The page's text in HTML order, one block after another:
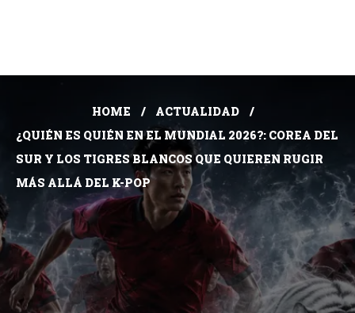
HOME
ACTUALIDAD
¿QUIÉN ES QUIÉN EN EL MUNDIAL 2026?: COREA DEL
SUR Y LOS TIGRES BLANCOS QUE QUIEREN RUGIR
MÁS ALLÁ DEL K-POP